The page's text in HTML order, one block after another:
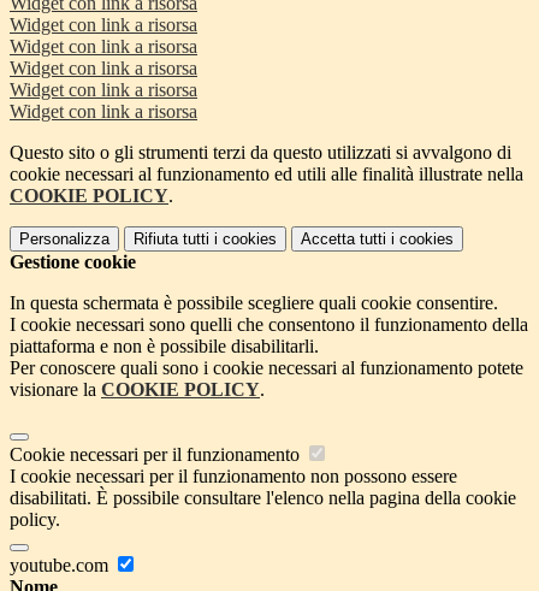
Widget con link a risorsa
Widget con link a risorsa
Widget con link a risorsa
Widget con link a risorsa
Widget con link a risorsa
Questo sito o gli strumenti terzi da questo utilizzati si avvalgono di
cookie necessari al funzionamento ed utili alle finalità illustrate nella
COOKIE POLICY.
Personalizza Rifiuta tutti i cookies Accetta tutti i cookies
Gestione cookie
In questa schermata è possibile scegliere quali cookie consentire.
I cookie necessari sono quelli che consentono il funzionamento della
piattaforma e non è possibile disabilitarli.
Per conoscere quali sono i cookie necessari al funzionamento potete
visionare la COOKIE POLICY.
Cookie necessari per il funzionamento
I cookie necessari per il funzionamento non possono essere
disabilitati. È possibile consultare l'elenco nella pagina della cookie
policy.
youtube.com